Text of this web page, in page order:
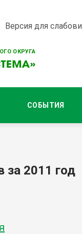
ОКРУГА
Версия для
СОБЫТИЯ
за 2011 год